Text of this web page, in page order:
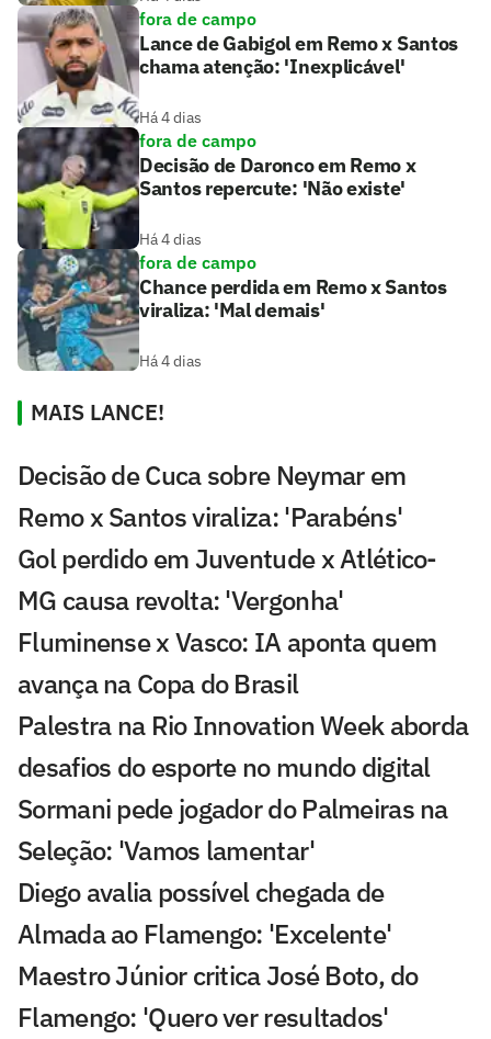
fora de campo
Lance de Gabigol em Remo x Santos
chama atenção: 'Inexplicável'
Há 4 dias
fora de campo
Decisão de Daronco em Remo x
Santos repercute: 'Não existe'
Há 4 dias
fora de campo
Chance perdida em Remo x Santos
viraliza: 'Mal demais'
Há 4 dias
MAIS LANCE!
Decisão de Cuca sobre Neymar em
Remo x Santos viraliza: 'Parabéns'
Gol perdido em Juventude x Atlético-
MG causa revolta: 'Vergonha'
Fluminense x Vasco: IA aponta quem
avança na Copa do Brasil
Palestra na Rio Innovation Week aborda
desafios do esporte no mundo digital
Sormani pede jogador do Palmeiras na
Seleção: 'Vamos lamentar'
Diego avalia possível chegada de
Almada ao Flamengo: 'Excelente'
Maestro Júnior critica José Boto, do
Flamengo: 'Quero ver resultados'